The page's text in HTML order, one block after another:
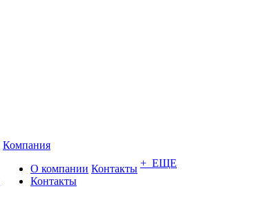
Компания
О компании
Контакты
Контакты + ЕЩЕ